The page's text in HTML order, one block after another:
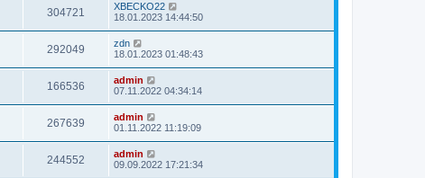
304721
XBECKO22
18.01.2023 14:44:50
292049
zdn
18.01.2023 01:48:43
166536
admin
07.11.2022 04:34:14
267639
admin
01.11.2022 11:19:09
244552
admin
09.09.2022 17:21:34